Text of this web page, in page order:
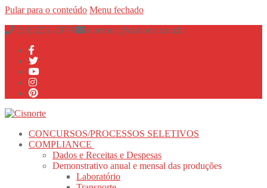
Pular para o conteúdo Menu fechado
(38)3231-2979
diretoria@cisnorte.com.br
CONCURSOS/PROCESSOS SELETIVOS
COMPLIANCE
Dados e Receitas e Despesas
Demonstrativo anual e mensal das produções
Laboratório